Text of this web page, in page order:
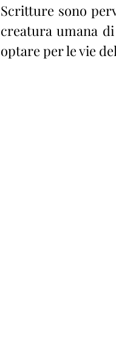
Scritture sono
creatura umana
optare per le vie